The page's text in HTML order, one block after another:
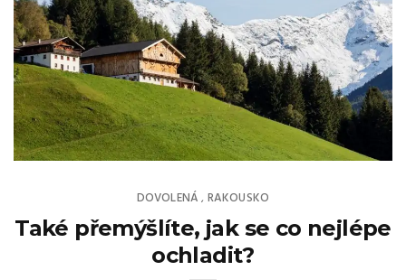
DOVOLENÁ , RAKOUSKO
Také přemýšlíte, jak se co nejlépe
ochladit?